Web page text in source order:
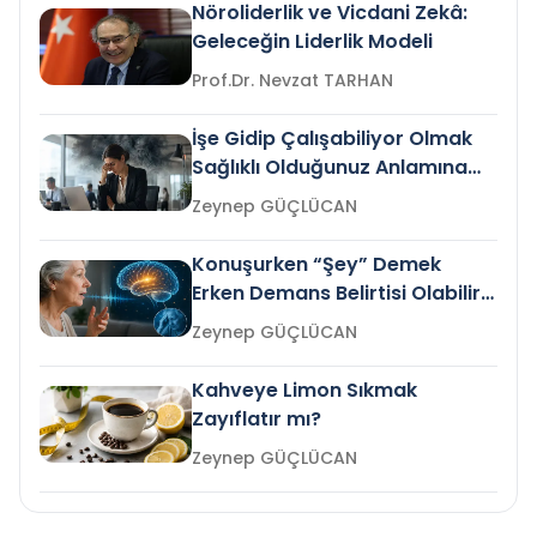
Nöroliderlik ve Vicdani Zekâ:
Geleceğin Liderlik Modeli
Prof.Dr. Nevzat TARHAN
İşe Gidip Çalışabiliyor Olmak
Sağlıklı Olduğunuz Anlamına
Gelir mi?Zeynep GÜÇLÜCAN
Konuşurken “Şey” Demek
Erken Demans Belirtisi Olabilir
mi?
Zeynep GÜÇLÜCAN
Kahveye Limon Sıkmak
Zayıflatır mı?
Zeynep GÜÇLÜCAN